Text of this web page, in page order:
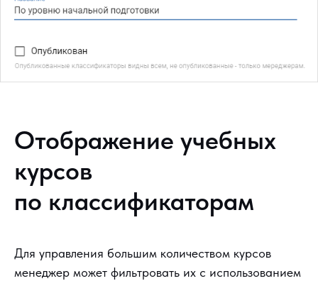
Отображение учебных
курсов
по классификаторам
Для управления большим количеством курсов
менеджер может фильтровать их с использованием